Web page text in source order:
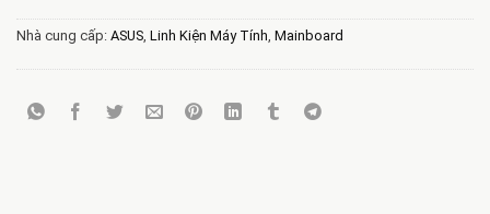
Nhà cung cấp: ASUS, Linh Kiện Máy Tính, Mainboard